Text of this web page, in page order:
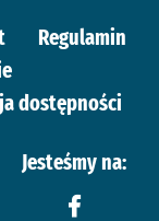
Regulamin
dostępności
Jesteśmy na: